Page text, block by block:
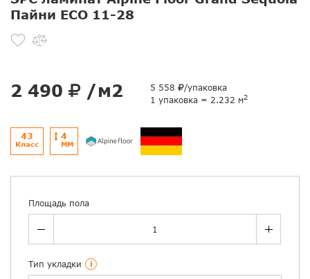
Пайни ЕСО 11-28
2 490 /м2 5 558
/упаковка
1 упаковка = 2.232 м2
43
Класс
4
ММ
Площадь пола
Тип укладки i